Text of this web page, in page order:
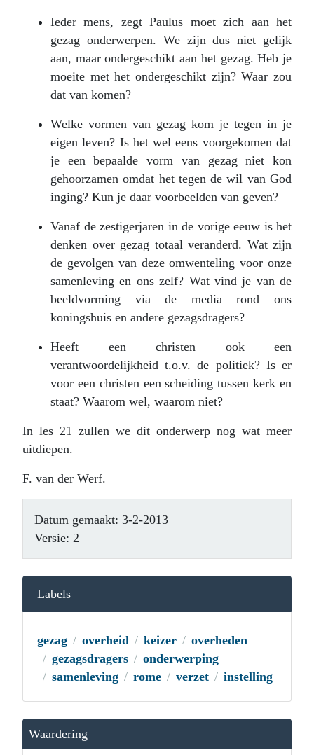
Ieder mens, zegt Paulus moet zich aan het
gezag onderwerpen. We zijn dus niet gelijk
aan, maar ondergeschikt aan het gezag. Heb je
moeite met het ondergeschikt zijn? Waar zou
dat van komen?
Welke vormen van gezag kom je tegen in je
eigen leven? Is het wel eens voorgekomen dat
je een bepaalde vorm van gezag niet kon
gehoorzamen omdat het tegen de wil van God
inging? Kun je daar voorbeelden van geven?
Vanaf de zestigerjaren in de vorige eeuw is het
denken over gezag totaal veranderd. Wat zijn
de gevolgen van deze omwenteling voor onze
samenleving en ons zelf? Wat vind je van de
beeldvorming via de media rond ons
koningshuis en andere gezagsdragers?
Heeft een christen ook een
verantwoordelijkheid t.o.v. de politiek? Is er
voor een christen een scheiding tussen kerk en
staat? Waarom wel, waarom niet?
In les 21 zullen we dit onderwerp nog wat meer
uitdiepen.
F. van der Werf.
Datum gemaakt: 3-2-2013
Versie: 2
Labels
gezag overheid keizer
overheden
gezagsdragers
onderwerping
samenleving
rome verzet instelling
Waardering